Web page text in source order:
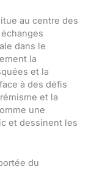
au centre des
dans le
la
et la
à des défis
et la
une
et dessinent les
du